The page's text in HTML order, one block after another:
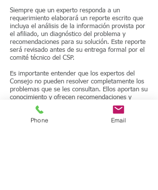
Siempre que un experto responda a un
requerimiento elaborará un reporte escrito que
incluya el análisis de la información provista por
el afiliado, un diagnóstico del problema y
recomendaciones para su solución. Este reporte
será revisado antes de su entrega formal por el
comité técnico del CSP.
Es importante entender que los expertos del
Consejo no pueden resolver completamente los
problemas que se les consultan. Ellos aportan su
conocimiento y ofrecen recomendaciones y
direccionamiento inicial con base en el análisis
de la información provista por el afiliado. Las
acciones y los recursos necesarios para
Phone Email